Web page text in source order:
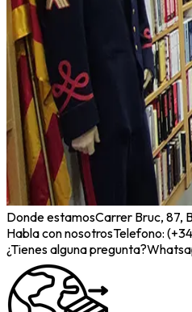
Donde estamosCarrer Bruc, 87,
Habla con nosotrosTelefono:
¿Tienes alguna pregunta?